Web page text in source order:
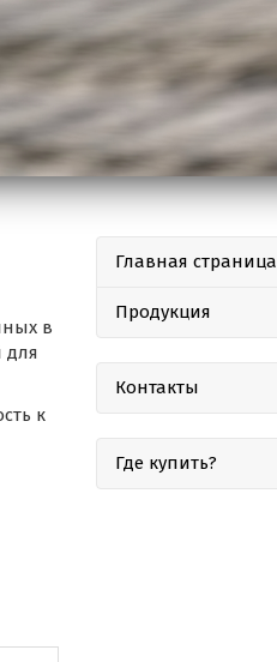
в
для
к
Главная страница
Продукция
Контакты
Где купить?